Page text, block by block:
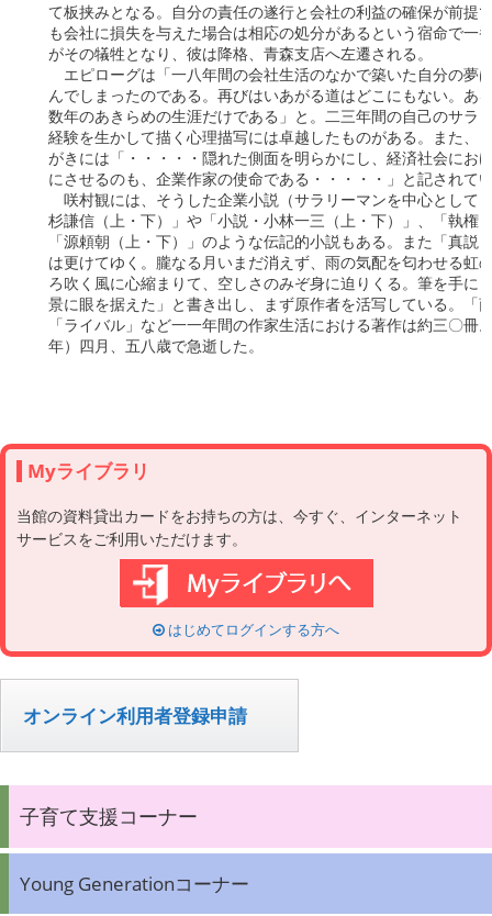
Myライブラリ
当館の資料貸出カードをお持ちの方は、今すぐ、インターネット
サービスをご利用いただけます。
はじめてログインする方へ
オンライン利用者登録申請
子育て支援コーナー
Young Generationコーナー